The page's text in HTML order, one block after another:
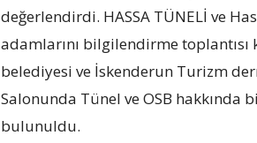
değerlendirdi. HASSA TÜNELİ ve
adamlarını bilgilendirme toplantısı
belediyesi ve İskenderun Turizm
Salonunda Tünel ve OSB
bulunuldu.